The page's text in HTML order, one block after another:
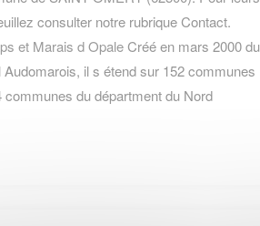
consulter notre rubrique Contact.
et Marais d OpaleCréé en mars 2000 du
il s étend sur 152 communes
du départment du Nord